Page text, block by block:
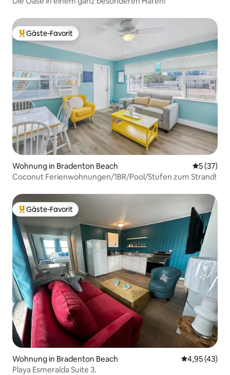
Beliebter Gäste-Favorit.
Gäste-Favorit
Wohnung in Bradenton Beach
5 (37)
Coconut Ferienwohnungen/1BR/Pool/Stufen zum Strand!
Beliebter Gäste-Favorit.
Gäste-Favorit
Wohnung in Bradenton Beach
4,95 (43)
Playa Esmeralda Suite 3.